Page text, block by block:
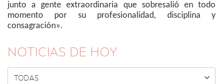
junto a gente extraordinaria que sobresalió en todo
momento por su profesionalidad, disciplina y
consagración».
NOTICIAS DE HOY
TODAS 